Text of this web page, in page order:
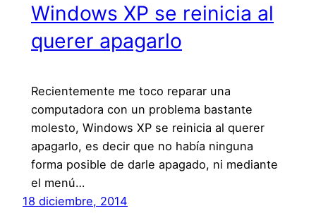
Windows XP se reinicia al
querer apagarlo
Recientemente me toco reparar una
computadora con un problema bastante
molesto, Windows XP se reinicia al querer
apagarlo, es decir que no había ninguna
forma posible de darle apagado, ni mediante
el menú…
18 diciembre, 2014